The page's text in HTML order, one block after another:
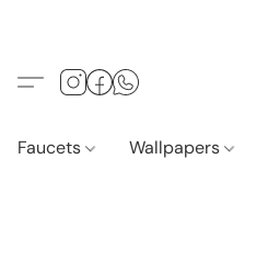
Faucets Wallpapers